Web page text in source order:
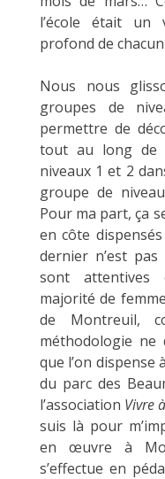
l’école était un
profond de
Nous nous
groupes de
permettre de
tout au long de
niveaux 1 et 2
groupe de
Pour ma part, ça
en côte
dernier n’est
sont attentives
majorité de
de Montreuil,
méthodologie ne
que l’on dispense
du parc des
l’association Vivre
suis là pour
en œuvre à
s’effectue en